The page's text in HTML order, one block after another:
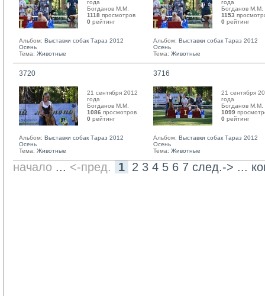
года
Богданов М.М.
1118 просмотров
0 рейтинг
Альбом: Выставки собак Тараз 2012
Осень
Тема: Животные
года
Богданов М.М.
1153
0 рейтинг
Альбом: Выставки собак Тараз 2012
Осень
Тема: Животные
3720
21 сентября 2012
года
Богданов М.М.
1086 просмотров
0 рейтинг
Альбом: Выставки собак Тараз 2012
Осень
Тема: Животные
3716
21 сентября
года
Богданов М.М.
1099
0 рейтинг
Альбом: Выставки собак Тараз 2012
Осень
Тема: Животные
начало ... <-пред. 1 2 3 4 5 6 7 след.-> ...